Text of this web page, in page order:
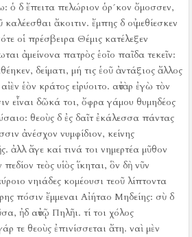
ὁ δ ἔπειτα πελώριον ὁρ´κον ὄμοσσεν,
ἄκοιτιν. ἔμπης δ οὐ μεθίεσκεν
οἱ πρέσβειρα Θέμις κατέλεξεν
ἀμείνονα πατρὸς ἑοῖο παῖδα τεκεῖν:
δείματι, μή τις ἑοῦ ἀντάξιος ἄλλος
ἑὸν κράτος εἰρύοιτο. αὐτὰρ ἐγὼ τὸν
εἶναι δῶκά τοι, ὄφρα γάμου θυμηδέος
θεοὺς δ ἐς δαῖτ ἐκάλεσσα πάντας
ἀνέσχον νυμφίδιον, κείνης
ἀλλ ἄγε καί τινά τοι νημερτέα μῦθον
τεὸς υἱὸς ἵκηται, ὃν δὴ νῦν
νηιάδες κομέουσι τεοῦ λίπτοντα
πόσιν ἔμμεναι Αἰήταο Μηδείης: σὺ δ
ἠδ αὐτῷ Πηλῆι. τί τοι χόλος
τε θεοὺς ἐπινίσσεται ἄτη. ναὶ μὲν